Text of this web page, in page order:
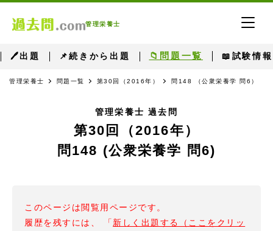
管理栄養士
🖊出題 📌続きから出題 📁問題一覧 📖試験情報
管理栄養士 問題一覧 第30回（2016年） 問148 （公衆栄養学 問6）
管理栄養士 過去問
第30回（2016年）
問148 (公衆栄養学 問6)
このページは閲覧用ページです。
履歴を残すには、 「 新しく出題する（ここをクリッ